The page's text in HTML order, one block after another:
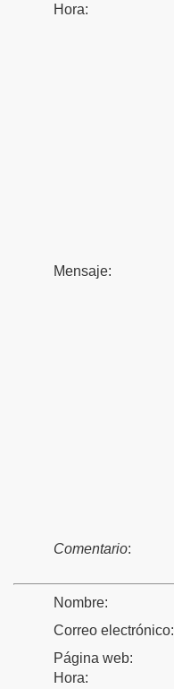
Hora:
Mensaje:
Comentario:
Nombre:
Correo electrónico:
Página web:
Hora: